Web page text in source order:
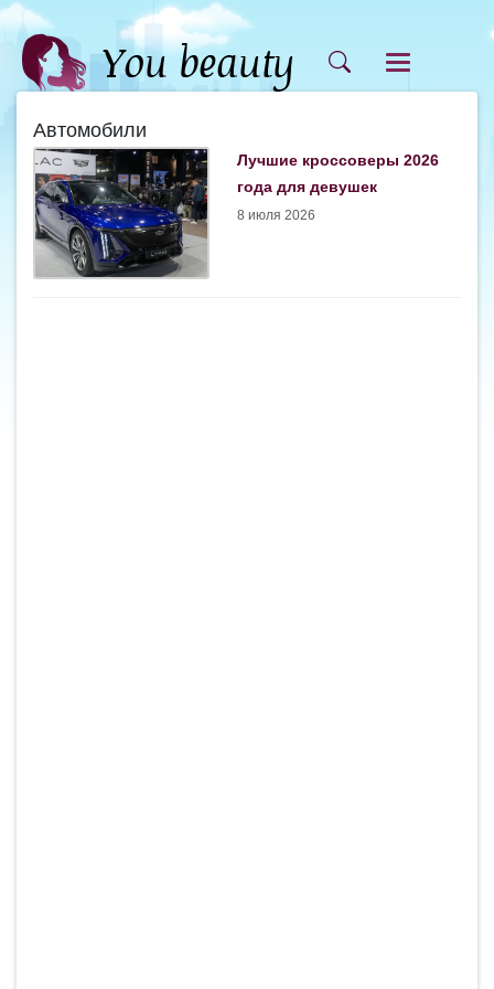
Автомобили
Лучшие кроссоверы 2026
года для девушек
8 июля 2026